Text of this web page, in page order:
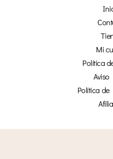
Mi
Política
Aviso
Política de